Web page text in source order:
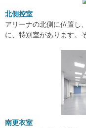
北側控室
アリーナの北側に位置し
に、特別室があります。
南更衣室